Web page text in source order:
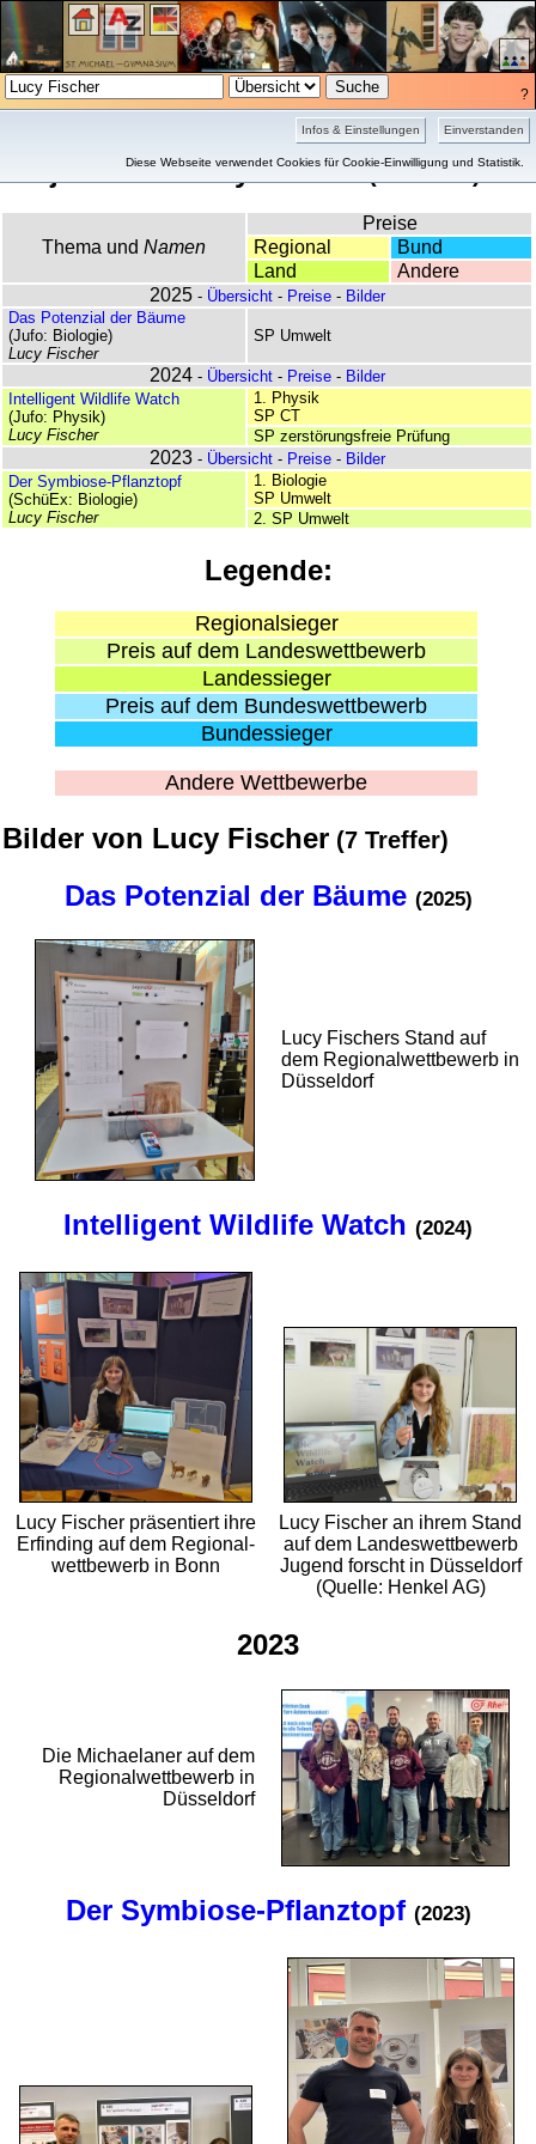
Einverstanden
Infos & Einstellungen
Diese Webseite verwendet Cookies für Cookie-Einwilligung und Statistik.
?
Projekte von Lucy Fischer(3 Treffer)
Thema und Namen
Preise
Regional
Bund
Land
Andere
2025 - Übersicht- Preise- Bilder
Das Potenzial der Bäume
(Jufo: Biologie)
Lucy Fischer
SP Umwelt
2024 - Übersicht- Preise- Bilder
Intelligent Wildlife Watch
(Jufo: Physik)
Lucy Fischer
1. Physik
SP CT
SP zerstörungsfreie Prüfung
2023 - Übersicht- Preise- Bilder
Der Symbiose-Pflanztopf
(SchüEx: Biologie)
Lucy Fischer
1. Biologie
SP Umwelt
2. SP Umwelt
Legende:
Regional­sieger
Preis auf dem Landes­wett­bewerb
Landes­sieger
Preis auf dem Bundes­wett­bewerb
Bundes­sieger
Andere Wettbewerbe
Bilder von Lucy Fischer (7 Treffer)
Das Potenzial der Bäume (2025)
Lucy Fischers Stand auf
dem Regional­wett­bewerb in
Düsseldorf
Intelligent Wildlife Watch (2024)
Lucy Fischer präsentiert ihre
Erfinding auf dem Regional­
wett­bewerb in Bonn
Lucy Fischer an ihrem Stand
auf dem Landes­wett­bewerb
Jugend forscht in Düsseldorf
(Quelle: Henkel AG)
2023
Die Michaelaner auf dem
Regional­wett­bewerb in
Düsseldorf
Der Symbiose-Pflanztopf (2023)
Übersicht Bilder